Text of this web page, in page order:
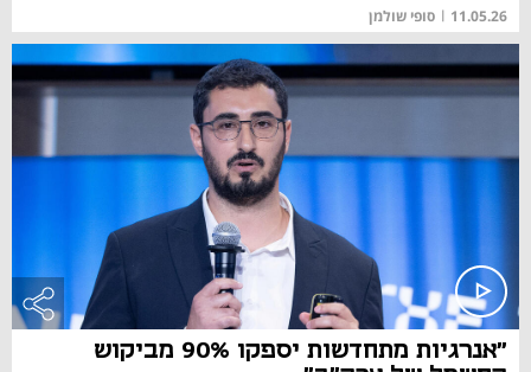
11.05.26
| סופי שולמן
"אנרגיות מתחדשות יספקו 90% מביקוש